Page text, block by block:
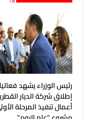
رئيس الوزراء يشهد
إطلاق شركة الديار
أعمال تنفيذ المرحلة